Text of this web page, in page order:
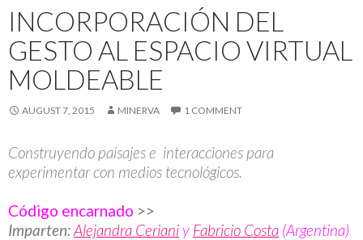
INCORPORACIÓN DEL
GESTO AL ESPACIO VIRTUAL
MOLDEABLE
AUGUST 7, 2015 MINERVA 1 COMMENT
Construyendo paisajes e interacciones para
experimentar con medios tecnológicos.
Código encarnado >>
Imparten:Alejandra Ceriani y Fabricio Costa (Argentina)